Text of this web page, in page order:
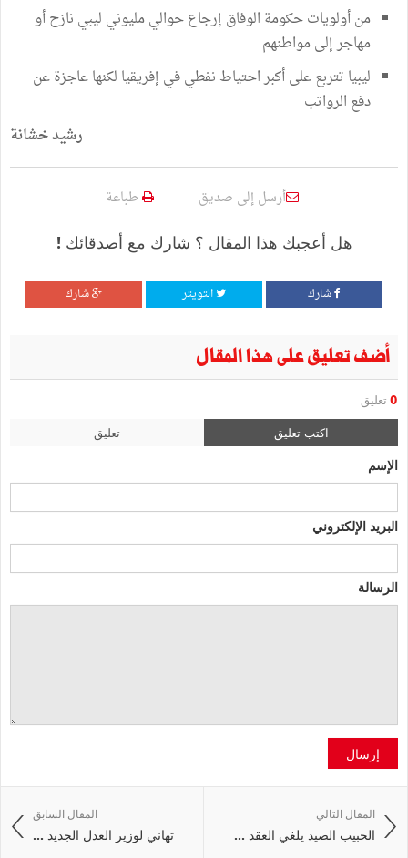
من أولويات حكومة الوفاق إرجاع حوالي مليوني ليبي نازح أو
مهاجر إلى مواطنهم
ليبيا تتربع على أكبر احتياط نفطي في إفريقيا لكنها عاجزة عن
دفع الرواتب
رشيد خشانة
أرسل إلى صديق طباعة
هل أعجبك هذا المقال ؟ شارك مع أصدقائك !
شارك التويتر شارك
أضف تعليق على هذا المقال
0 تعليق
اكتب تعليق تعليق
الإسم
البريد الإلكتروني
الرسالة
إرسال
المقال السابق
تهاني لوزير العدل الجديد ...
المقال التالي
الحبيب الصيد يلغي العقد ...